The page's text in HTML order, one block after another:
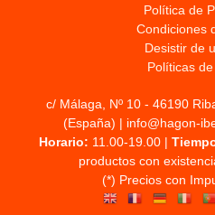
Política de
Condiciones
Desistir de
Políticas
c/ Málaga, Nº 10 - 46190
(España) | info@hagon-
Horario: 11.00-19.00 |
productos con
(*) Precios con